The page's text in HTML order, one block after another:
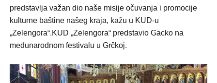
predstavlja važan dio naše misije očuvanja i promocije
kulturne baštine našeg kraja, kažu u KUD-u
„Zelengora“.KUD „Zelengora“ predstavio Gacko na
međunarodnom festivalu u Grčkoj.